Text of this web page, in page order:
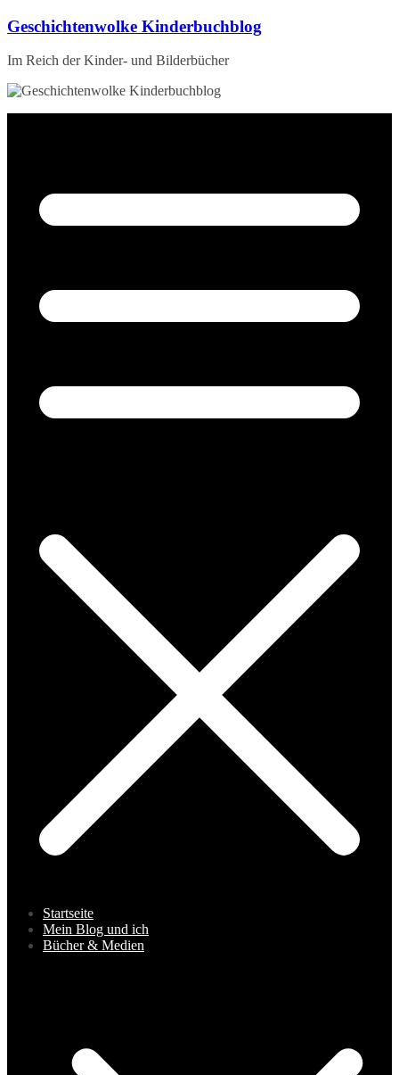
Zum
springen
Geschichtenwolke Kinderbuchblog
Im Reich der Kinder- und Bilderbücher
Startseite
Mein Blog und ich
Bücher & Medien